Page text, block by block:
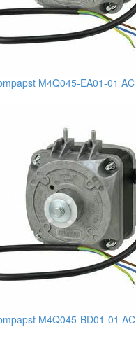
M4Q045-EA01-01 AC
M4Q045-BD01-01 AC